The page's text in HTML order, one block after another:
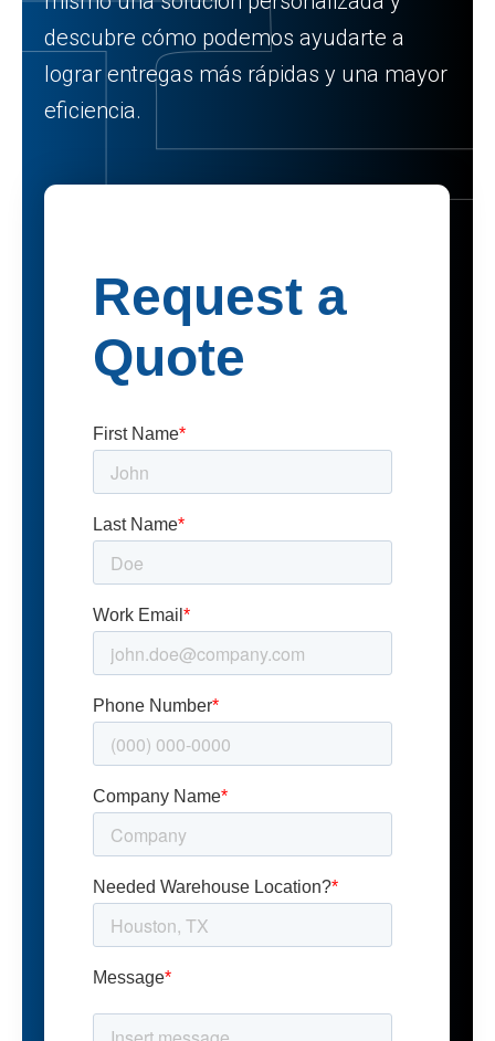
descubre cómo podemos ayudarte a
lograr entregas más rápidas y una mayor
eficiencia.